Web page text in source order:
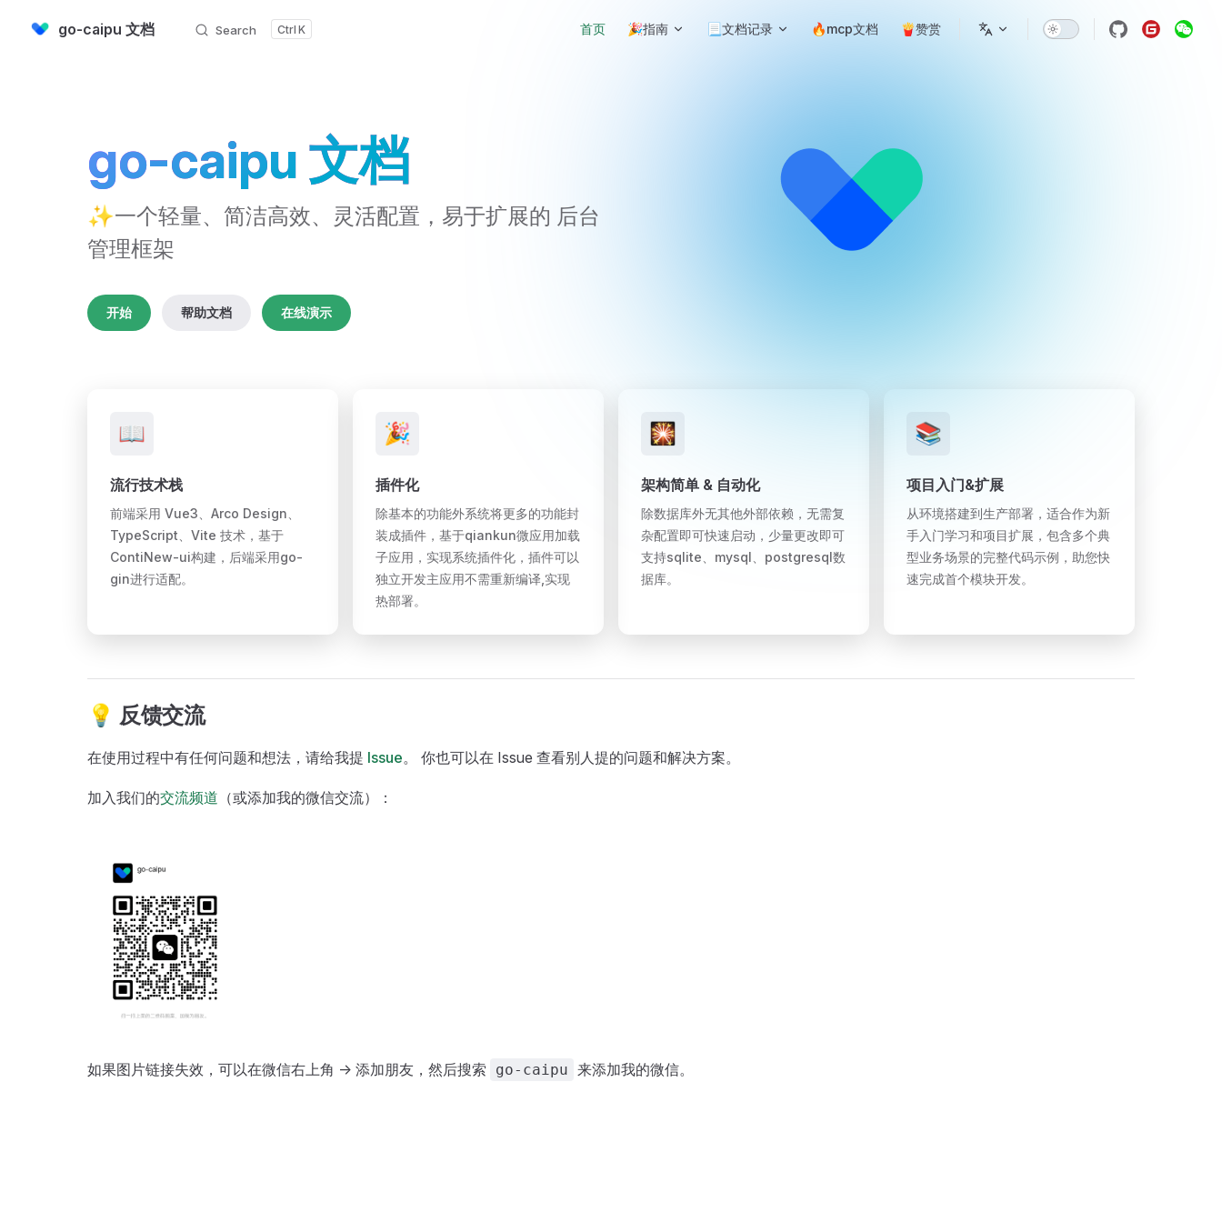
Skip to content
go-caipu 文档 Search K 首页 🎉指南 📃文档记录 🔥mcp文档 🍟赞赏
go-caipu 文档
✨一个轻量、简洁高效、灵活配置，易于扩展的 后台
管理框架
开始 帮助文档 在线演示
📖
流行技术栈
前端采用 Vue3、Arco Design、
TypeScript、Vite 技术，基于
ContiNew-ui构建，后端采用go-
gin进行适配。
🎉
插件化
除基本的功能外系统将更多的功能封
装成插件，基于qiankun微应用加载
子应用，实现系统插件化，插件可以
独立开发主应用不需重新编译,实现
热部署。
🎇
架构简单 & 自动化
除数据库外无其他外部依赖，无需复
杂配置即可快速启动，少量更改即可
支持sqlite、mysql、postgresql数
据库。
📚
项目入门&扩展
从环境搭建到生产部署，适合作为新
手入门学习和项目扩展，包含多个典
型业务场景的完整代码示例，助您快
速完成首个模块开发。
💡 反馈交流
在使用过程中有任何问题和想法，请给我提 Issue。 你也可以在 Issue 查看别人提的问题和解决方案。
加入我们的交流频道 （或添加我的微信交流）：
如果图片链接失效，可以在微信右上角 -> 添加朋友，然后搜索 go-caipu 来添加我的微信。